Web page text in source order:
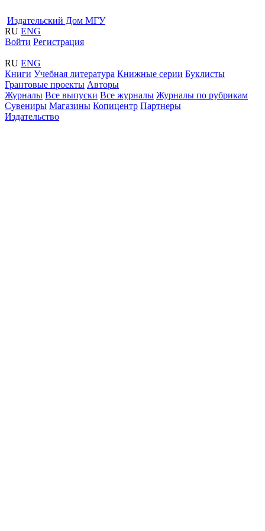
Издательский Дом МГУ
RU ENG
Войти Регистрация
RU ENG
Книги Учебная литература Книжные серии Буклисты
Грантовые проекты Авторы
Журналы Все выпуски Все журналы Журналы по рубрикам
Сувениры Магазины Копицентр Партнеры
Издательство